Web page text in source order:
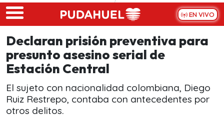
Skip to main content
EN VIVO
Declaran prisión preventiva para
presunto asesino serial de
Estación Central
El sujeto con nacionalidad colombiana, Diego
Ruiz Restrepo, contaba con antecedentes por
otros delitos.